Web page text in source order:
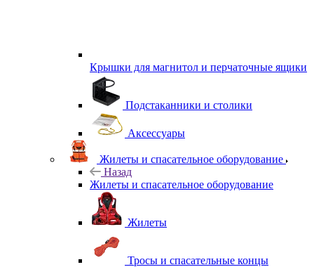
Крышки для магнитол и перчаточные ящики
Подстаканники и столики
Аксессуары
Жилеты и спасательное оборудование
Назад
Жилеты и спасательное оборудование
Жилеты
Тросы и спасательные концы